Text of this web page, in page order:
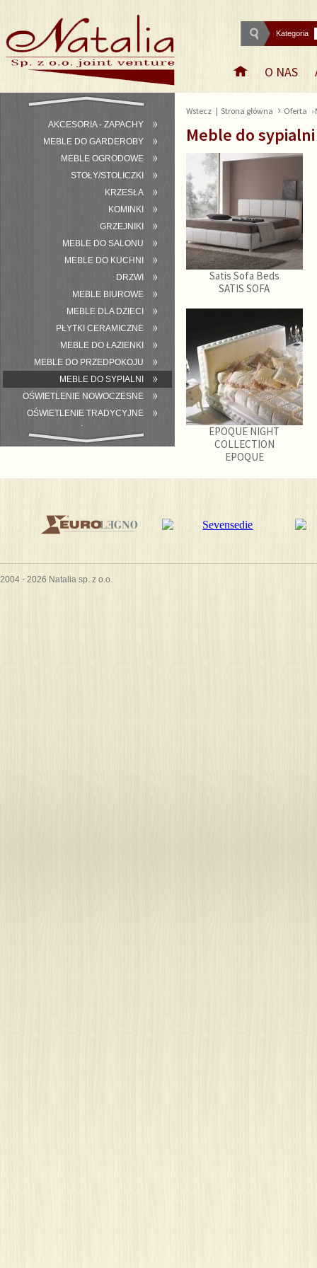
Kategoria
O NAS
AKCESORIA - ZAPACHY
MEBLE DO GARDEROBY
MEBLE OGRODOWE
STOŁY/STOLICZKI
KRZESŁA
KOMINKI
GRZEJNIKI
MEBLE DO SALONU
MEBLE DO KUCHNI
DRZWI
MEBLE BIUROWE
MEBLE DLA DZIECI
PŁYTKI CERAMICZNE
MEBLE DO ŁAZIENKI
MEBLE DO PRZEDPOKOJU
MEBLE DO SYPIALNI
OŚWIETLENIE NOWOCZESNE
OŚWIETLENIE TRADYCYJNE
Wstecz | Strona główna › Oferta
Meble do sypialni
Satis Sofa Beds
SATIS SOFA
EPOQUE NIGHT
COLLECTION
EPOQUE
2004 - 2026 Natalia sp. z o.o.